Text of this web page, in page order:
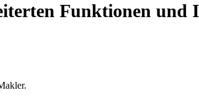
Funktionen und